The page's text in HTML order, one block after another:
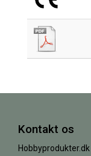
Kontakt os
Hobbyprodukter.dk